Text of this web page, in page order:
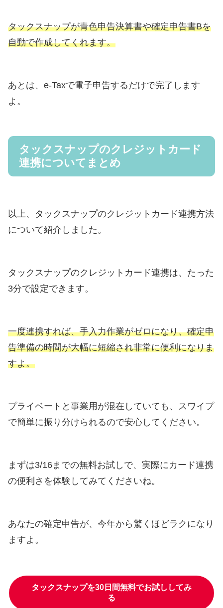
タックスナップが青色申告決算書や確定申告書Bを
自動で作成してくれます。
あとは、e-Taxで電子申告するだけで完了します
よ。
タックスナップのクレジットカード
連携についてまとめ
以上、タックスナップのクレジットカード連携方法
について紹介しました。
タックスナップのクレジットカード連携は、たった
3分で設定できます。
一度連携すれば、手入力作業がゼロになり、確定申
告準備の時間が大幅に短縮され非常に便利になりま
すよ。
プライベートと事業用が混在していても、スワイプ
で簡単に振り分けられるので安心してください。
まずは3/16までの無料お試しで、実際にカード連携
の便利さを体験してみてくださいね。
あなたの確定申告が、今年から驚くほどラクになり
ますよ。
タックスナップを30日間無料でお試ししてみ
る